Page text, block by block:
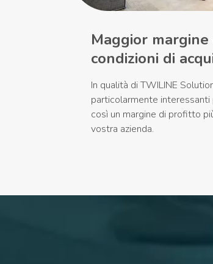
Maggior
condizioni di
In qualità di TWILINE
particolarmente
così un margine di profitto
vostra azienda.